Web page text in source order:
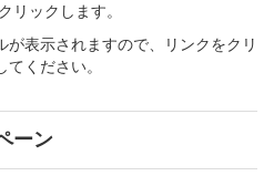
リックします。
が表示されますので、リンクをクリ
ください。
ーン